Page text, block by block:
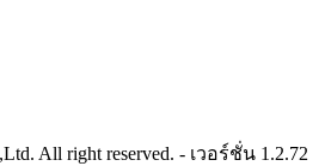
All right reserved. - เวอร์ชั่น 1.2.72